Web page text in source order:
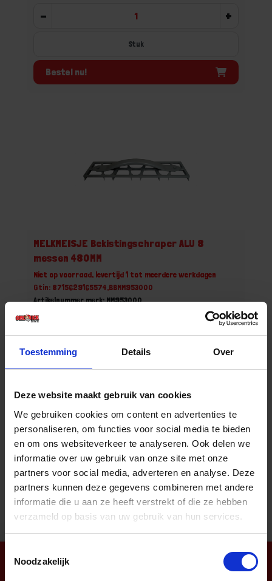
Toestemming Details Over
Deze website maakt gebruik van cookies
We gebruiken cookies om content en advertenties te
personaliseren, om functies voor social media te bieden
en om ons websiteverkeer te analyseren. Ook delen we
informatie over uw gebruik van onze site met onze
partners voor social media, adverteren en analyse. Deze
partners kunnen deze gegevens combineren met andere
informatie die u aan ze heeft verstrekt of die ze hebben
verzameld op basis van uw gebruik van hun services.
Noodzakelijk
- +
Stuk
Bestel nu!
MELKMEISJE Bekistingschraper ALU 8
messen 480MM
Niet op voorraad, levertijd 1 tot meerdere werkdagen
Gtin: 8715629165574,BBMM953000
Artikelnummer merk: MM953000
- +
Bestel nu!
Aantal producten tonen
Nieuwsbrief